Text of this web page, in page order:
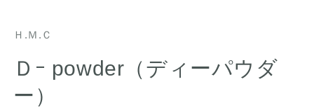
ダ
ィ
Ｈ.Ｍ.Ｃ
Ｄｰ powder（ディーパウダ
ー）